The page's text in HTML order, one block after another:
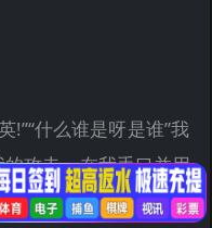
!”“什么谁是呀是谁”我
攻击，在我手口并用
没有闲着，我漫游于